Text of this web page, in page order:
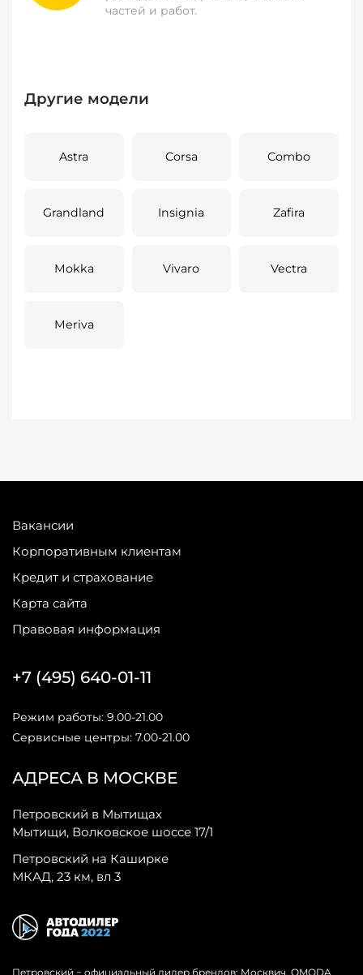
частей и работ.
Другие модели
Astra Corsa Combo
Grandland Insignia Zafira
Mokka Vivaro Vectra
Meriva
Вакансии
Корпоративным клиентам
Кредит и страхование
Карта сайта
Правовая информация
АДРЕСА В МОСКВЕ
Петровский в Мытищах
Мытищи, Волковское шоссе 17/1
Петровский на Каширке
МКАД, 23 км, вл 3
+7 (495) 640-01-11
Режим работы: 9.00-21.00
Сервисные центры: 7.00-21.00
Петровский − официальный дилер брендов: Москвич, OMODA,